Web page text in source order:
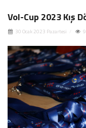
Vol-Cup 2023 Kış
30 Ocak 2023 Pazartesi